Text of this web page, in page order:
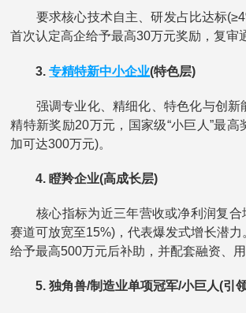
要求核心技术自主、研发占比达标
首次认定高企给予最高30万元奖励，复审
3.专精特新中小企业(特色层)
强调专业化、精细化、特色化与创新
精特新奖励20万元，国家级“小巨人”最高
加可达300万元)。
4. 瞪羚企业(高成长层)
核心指标为近三年营收或净利润复合
赛道可放宽至15%)，代表爆发式增长潜
给予最高500万元后补助，并配套融资、用
5. 独角兽/制造业单项冠军/小巨人(引